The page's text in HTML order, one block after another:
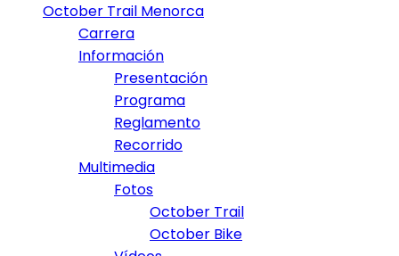
October Trail Menorca
Carrera
Información
Presentación
Programa
Reglamento
Recorrido
Multimedia
Fotos
October Trail
October Bike